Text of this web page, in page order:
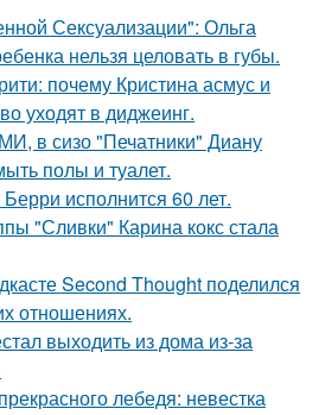
Сексуализации": Ольга
нельзя целовать в губы.
почему Кристина асмус и
уходят в диджеинг.
в сизо "Печатники" Диану
полы и туалет.
исполнится 60 лет.
"Сливки" Карина кокс стала
Second Thought поделился
отношениях.
выходить из дома из-за
лебедя: невестка